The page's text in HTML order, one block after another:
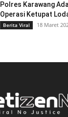
Polres Karawang
Operasi Ketupat
Berita Viral 18 Maret